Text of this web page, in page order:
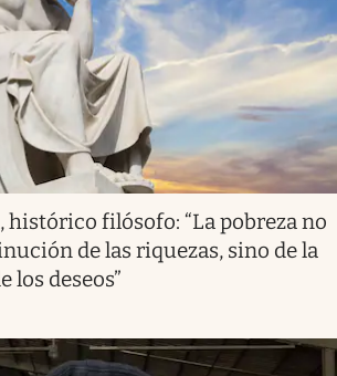
histórico filósofo: “La pobreza no
de las riquezas, sino de la
deseos”